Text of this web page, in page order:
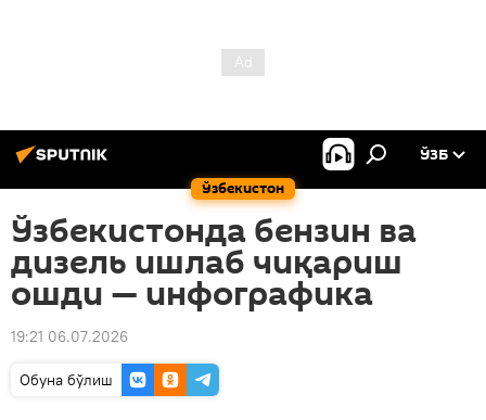
Ўзбекистон
ЎЗБ
Ўзбекистонда бензин ва
дизель ишлаб чиқариш
ошди — инфографика
19:21 06.07.2026
Oбуна бўлиш